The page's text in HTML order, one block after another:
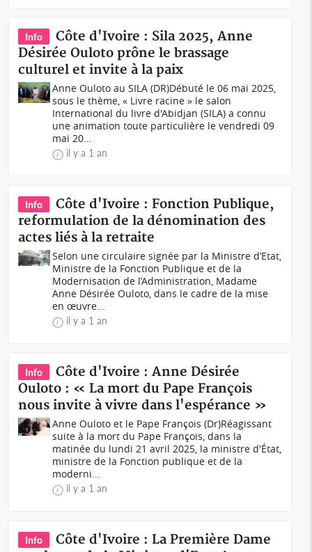
Info
Côte d'Ivoire : Sila 2025, Anne
Désirée Ouloto prône le brassage
culturel et invite à la paix
Anne Ouloto au SILA (DR)Débuté le 06 mai 2025,
sous le thème, « Livre racine » le salon
International du livre d'Abidjan (SILA) a connu
une animation toute particulière le vendredi 09
mai 20...
il y a 1 an
Info
Côte d'Ivoire : Fonction Publique,
reformulation de la dénomination des
actes liés à la retraite
Selon une circulaire signée par la Ministre d’Etat,
Ministre de la Fonction Publique et de la
Modernisation de l’Administration, Madame
Anne Désirée Ouloto, dans le cadre de la mise
en œuvre...
il y a 1 an
Info
Côte d'Ivoire : Anne Désirée
Ouloto : « La mort du Pape François
nous invite à vivre dans l'espérance »
Anne Ouloto et le Pape François (Dr)Réagissant
suite à la mort du Pape François, dans la
matinée du lundi 21 avril 2025, la ministre d'État,
ministre de la Fonction publique et de la
moderni...
il y a 1 an
Info
Côte d'Ivoire : La Première Dame